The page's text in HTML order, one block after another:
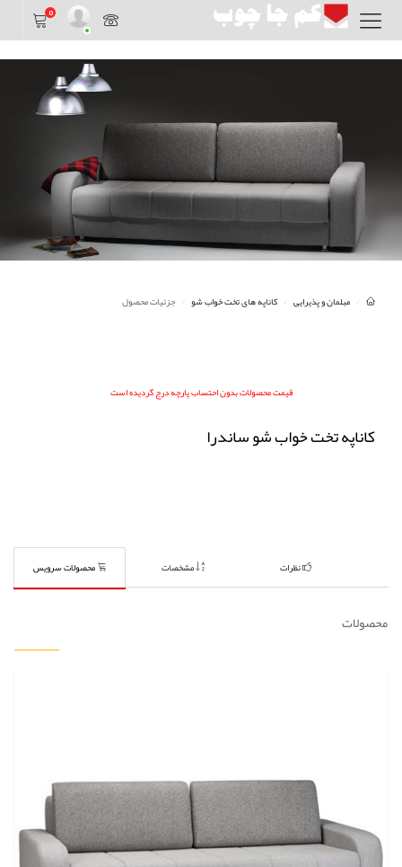
0
مبلمان و پذیرایی کاناپه های تخت خواب شو جزئیات محصول
قیمت محصولات بدون احتساب پارچه درج گردیده است
کاناپه تخت خواب شو ساندرا
نظرات مشخصات محصولات سرویس
محصولات